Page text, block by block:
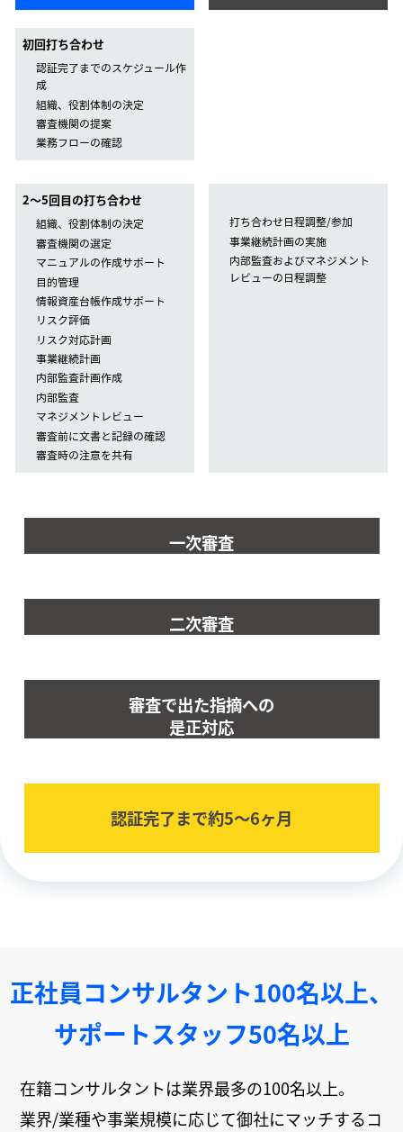
初回打ち合わせ
認証完了までのスケジュール作
成
組織、役割体制の決定
審査機関の提案
業務フローの確認
2〜5回目の打ち合わせ
組織、役割体制の決定
審査機関の選定
マニュアルの作成サポート
目的管理
情報資産台帳作成サポート
リスク評価
リスク対応計画
事業継続計画
内部監査計画作成
内部監査
マネジメントレビュー
審査前に文書と記録の確認
審査時の注意を共有
打ち合わせ日程調整/参加
事業継続計画の実施
内部監査およびマネジメント
レビューの日程調整
一次審査
二次審査
審査で出た指摘への
是正対応
認証完了まで約5〜6ヶ⽉
正社員コンサルタント100名以上、
サポートスタッフ50名以上
在籍コンサルタントは業界最多の100名以上。
業界/業種や事業規模に応じて御社にマッチするコ